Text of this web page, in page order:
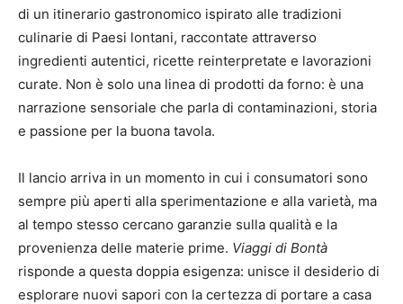
di un itinerario gastronomico ispirato alle tradizioni
culinarie di Paesi lontani, raccontate attraverso
ingredienti autentici, ricette reinterpretate e lavorazioni
curate. Non è solo una linea di prodotti da forno: è una
narrazione sensoriale che parla di contaminazioni, storia
e passione per la buona tavola.
Il lancio arriva in un momento in cui i consumatori sono
sempre più aperti alla sperimentazione e alla varietà, ma
al tempo stesso cercano garanzie sulla qualità e la
provenienza delle materie prime. Viaggi di Bontà
risponde a questa doppia esigenza: unisce il desiderio di
esplorare nuovi sapori con la certezza di portare a casa